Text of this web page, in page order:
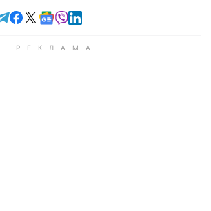
Читайте в Telegram
Читайте в Facebook
Читайте в X
Читайте в Google news
Читайте в Viber
Читайте в LinkedIn